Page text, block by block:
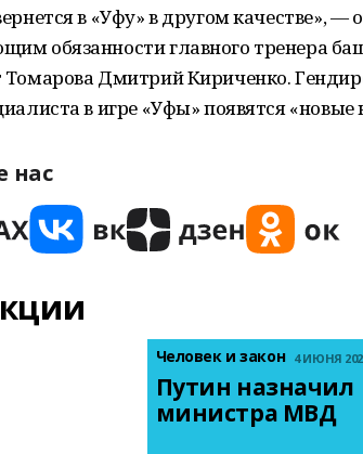
в «Уфу» в другом качестве»,
обязанности главного тренера
Томарова Дмитрий Кириченко.
в игре «Уфы» появятся «новые
нас
Человек и закон 4 ИЮНЯ
Путин назначил
министра МВД